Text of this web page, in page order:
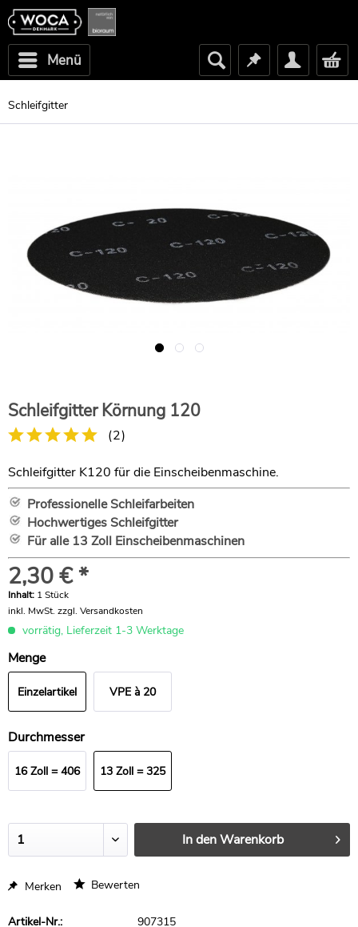
Menü
Schleifgitter
Schleifgitter Körnung 120
(2)
Schleifgitter K120 für die Einscheibenmaschine.
Professionelle Schleifarbeiten
Hochwertiges Schleifgitter
Für alle 13 Zoll Einscheibenmaschinen
2,30 € *
Inhalt: 1 Stück
inkl. MwSt. zzgl. Versandkosten
vorrätig, Lieferzeit 1-3 Werktage
Menge
Einzelartikel VPE à 20
Durchmesser
16 Zoll = 406 13 Zoll = 325
In denWarenkorb
Merken Bewerten
Artikel-Nr.: 907315